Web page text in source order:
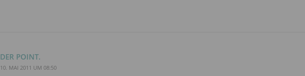
DER POINT.
10. MAI 2011 UM 08:50